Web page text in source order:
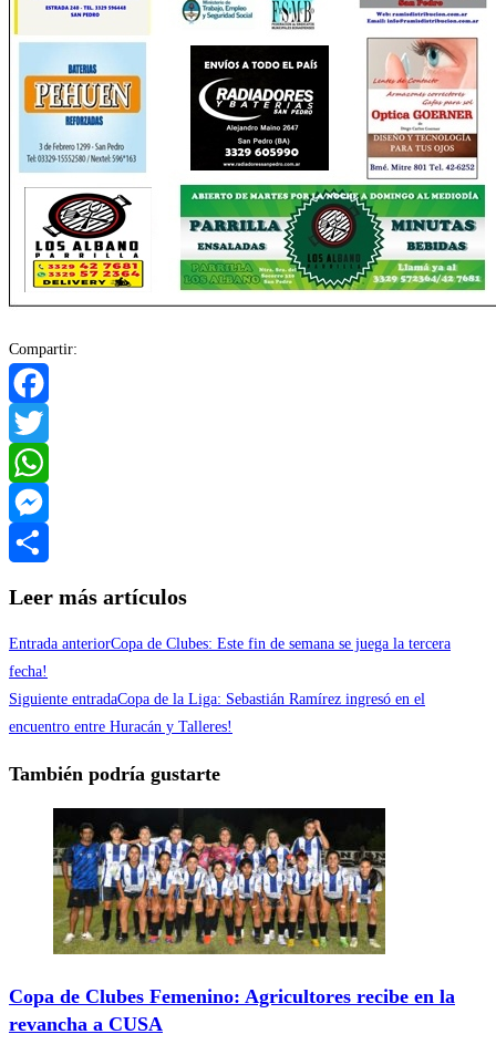
Compartir:
Facebook
Twitter
WhatsApp
Messenger
Leer más artículos
Entrada anteriorCopa de Clubes: Este fin de semana se juega la tercera
fecha!
Siguiente entradaCopa de la Liga: Sebastián Ramírez ingresó en el
encuentro entre Huracán y Talleres!
También podría gustarte
Copa de Clubes Femenino: Agricultores recibe en la
revancha a CUSA